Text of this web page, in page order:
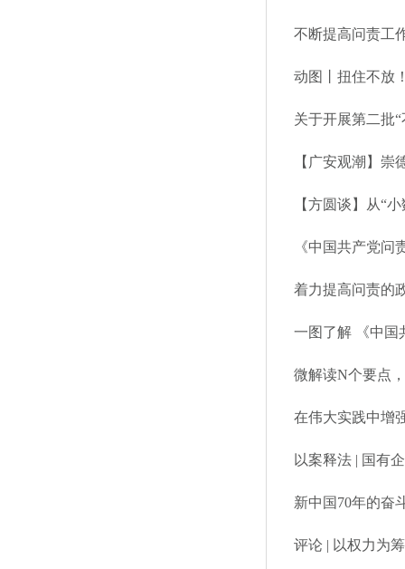
不断提高问责工
动图丨扭住不放
关于开展第二批
【广安观潮】崇
【方圆谈】从“
《中国共产党问
着力提高问责的
一图了解 《中国
微解读N个要点
在伟大实践中增
以案释法 | 国有
新中国70年的奋
评论 | 以权力为